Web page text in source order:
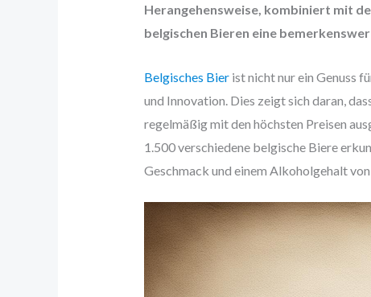
Herangehensweise, kombiniert mit
belgischen Bieren eine
Belgisches Bierist nicht nur ein Genuss
und Innovation. Dies zeigt sich daran,
regelmäßig mit den höchsten Preisen
1.500 verschiedene belgische Biere
Geschmack und einem Alkoholgehalt